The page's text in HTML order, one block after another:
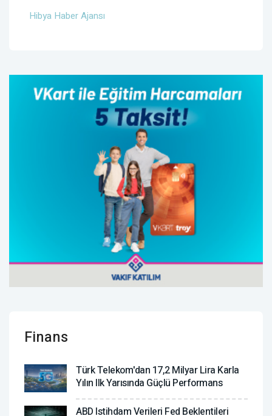
Hibya Haber Ajansı
Finans
Türk Telekom'dan 17,2 Milyar Lira Karla
Yılın Ilk Yarısında Güçlü Performans
ABD Istihdam Verileri Fed Beklentileri